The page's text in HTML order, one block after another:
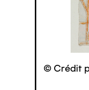
© Crédit